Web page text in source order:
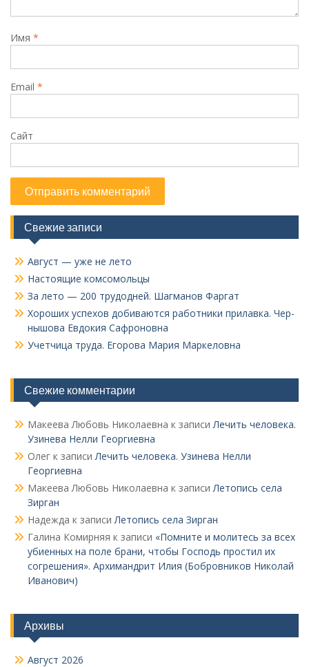
Имя *
Email *
Сайт
Свежие записи
Август — уже не лето
Настоящие комсомольцы
За лето — 200 трудодней. Шагманов Фаргат
Хороших успехов добиваются работники прилавка. Чер­
нышова Евдокия Сафроновна
Учетчица труда. Его­рова Мария Маркеловна
Свежие комментарии
Макеева Любовь Николаевна к записиЛечить человека.
Узинева Нелли Георгиевна
Олег к записиЛечить человека. Узинева Нелли
Георгиевна
Макеева Любовь Николаевна к записиЛетопись села
Зирган
Надежда к записиЛетопись села Зирган
Галина Комирняя к записи «Помните и молитесь за всех
убиенных на поле брани, чтобы Господь простил их
согрешения». Архимандрит Илия (Бобровников Николай
Иванович)
Архивы
Август 2026